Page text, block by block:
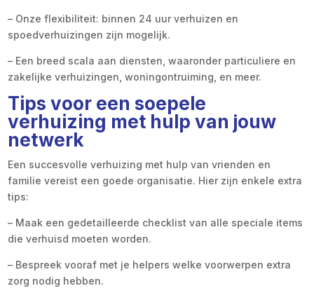
– Onze flexibiliteit: binnen 24 uur verhuizen en
spoedverhuizingen zijn mogelijk.
– Een breed scala aan diensten, waaronder particuliere en
zakelijke verhuizingen, woningontruiming, en meer.
Tips voor een soepele
verhuizing met hulp van jouw
netwerk
Een succesvolle verhuizing met hulp van vrienden en
familie vereist een goede organisatie. Hier zijn enkele extra
tips:
– Maak een gedetailleerde checklist van alle speciale items
die verhuisd moeten worden.
– Bespreek vooraf met je helpers welke voorwerpen extra
zorg nodig hebben.